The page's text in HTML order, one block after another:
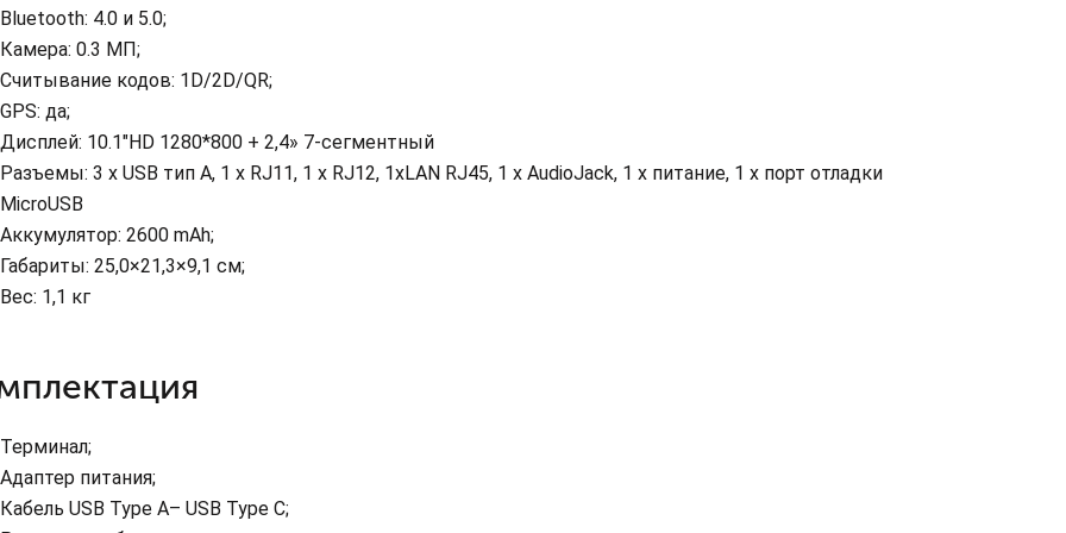
Bluetooth: 4.0 и 5.0;
Камера: 0.3 МП;
Считывание кодов: 1D/2D/QR;
GPS: да;
Дисплей: 10.1"HD 1280*800 + 2,4» 7-сегментный
Разъемы: 3 х USB тип А, 1 х RJ11, 1 x RJ12, 1xLAN RJ45, 1 x AudioJack, 1 x питание, 1 x порт отладки
MicroUSB
Аккумулятор: 2600 mAh;
Габариты: 25,0×21,3×9,1 см;
Вес: 1,1 кг
Терминал;
Адаптер питания;
Кабель USB Type A– USB Type C;